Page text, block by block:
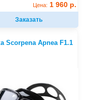
Цена: 1 960 р.
Заказать
Scorpena Apnea F1.1